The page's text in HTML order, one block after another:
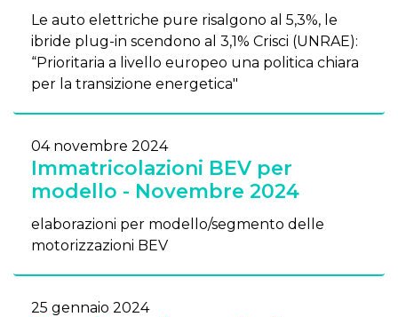
Le auto elettriche pure risalgono al 5,3%, le
ibride plug-in scendono al 3,1% Crisci (UNRAE):
“Prioritaria a livello europeo una politica chiara
per la transizione energetica"
04 novembre 2024
Immatricolazioni BEV per
modello - Novembre 2024
elaborazioni per modello/segmento delle
motorizzazioni BEV
25 gennaio 2024